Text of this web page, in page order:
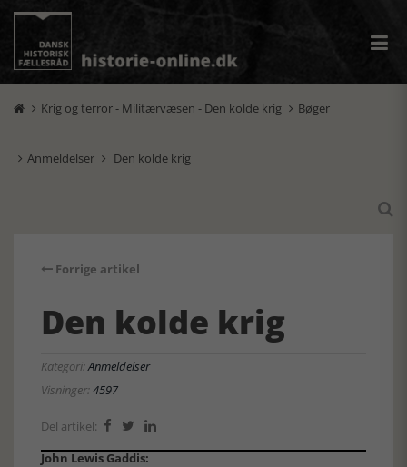
 Krig og terror - Militærvæsen - Den kolde krig  Bøger
 Anmeldelser  Den kolde krig

Forrige artikel
Den kolde krig
Kategori:Anmeldelser
Visninger:4597
Del artikel:   
John Lewis Gaddis: